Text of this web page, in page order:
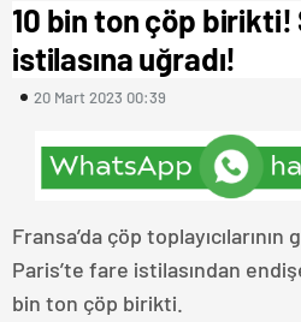
10 bin ton çöp
istilasına uğradı!
20 Mart 2023 00:39
Fransa’da çöp
Paris’te fare istilasından
bin ton çöp birikti.